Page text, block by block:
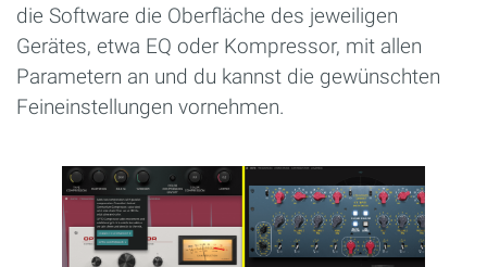
die Software die Oberfläche des jeweiligen
Gerätes, etwa EQ oder Kompressor, mit allen
Parametern an und du kannst die gewünschten
Feineinstellungen vornehmen.